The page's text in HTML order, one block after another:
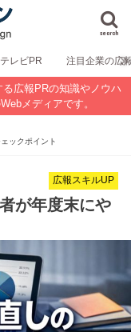
search
テレビPR 注目企業の広
広報PRの知識やノウハ
メディアです。
ックポイント
広報スキルUP
が年度末にや